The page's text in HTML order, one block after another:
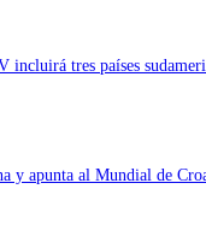
tres países
y apunta al Mundial de